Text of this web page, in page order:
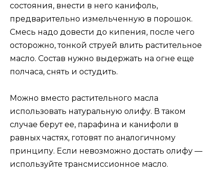
состояния, внести в него канифоль,
предварительно измельченную в порошок.
Смесь надо довести до кипения, после чего
осторожно, тонкой струей влить растительное
масло. Состав нужно выдержать на огне еще
полчаса, снять и остудить.
Можно вместо растительного масла
использовать натуральную олифу. В таком
случае берут ее, парафина и канифоли в
равных частях, готовят по аналогичному
принципу. Если невозможно достать олифу —
используйте трансмиссионное масло.